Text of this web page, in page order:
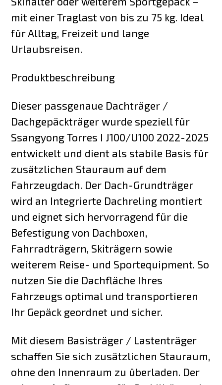
mit einer Traglast von bis zu 75 kg. Ideal
für Alltag, Freizeit und lange
Urlaubsreisen.
Produktbeschreibung
Dieser passgenaue Dachträger /
Dachgepäckträger wurde speziell für
Ssangyong Torres I J100/U100 2022-2025
entwickelt und dient als stabile Basis für
zusätzlichen Stauraum auf dem
Fahrzeugdach. Der Dach-Grundträger
wird an Integrierte Dachreling montiert
und eignet sich hervorragend für die
Befestigung von Dachboxen,
Fahrradträgern, Skiträgern sowie
weiterem Reise- und Sportequipment. So
nutzen Sie die Dachfläche Ihres
Fahrzeugs optimal und transportieren
Ihr Gepäck geordnet und sicher.
Mit diesem Basisträger / Lastenträger
schaffen Sie sich zusätzlichen Stauraum,
ohne den Innenraum zu überladen. Der